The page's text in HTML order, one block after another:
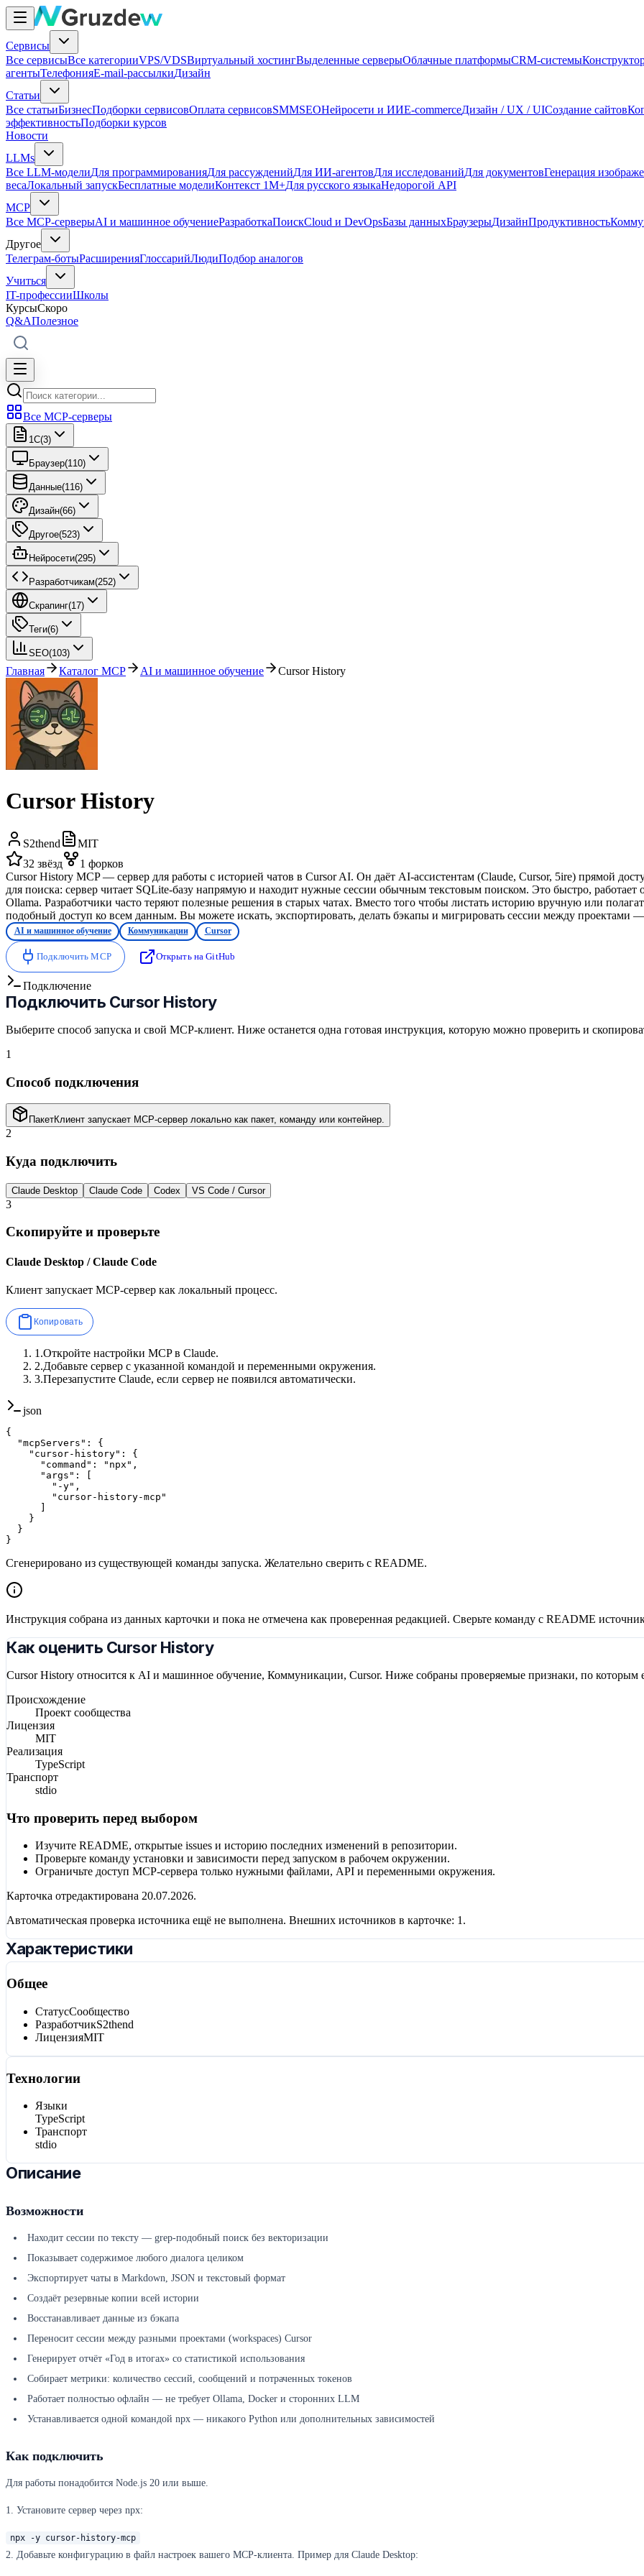
Сервисы
Все сервисыВсе категорииVPS/VDSВиртуальный хостингВыделенные серверыОблачные платформыCRM-системы
агентыТелефонияE-mail-рассылкиДизайн
Статьи
Все статьиБизнесПодборки сервисовОплата сервисовSMMSEOНейросети и ИИE-commerceДизайн / UX / UIСоздание сайтов
эффективностьПодборки курсов
Новости
LLMs
Все LLM-моделиДля программированияДля рассужденийДля ИИ-агентовДля исследованийДля документовГенерация
весаЛокальный запускБесплатные моделиКонтекст 1M+Для русского языкаНедорогой API
MCP
Все MCP-серверыAI и машинное обучениеРазработкаПоискCloud и DevOpsБазы данныхБраузерыДизайнПродуктивность
Другое
Телеграм-ботыРасширенияГлоссарийЛюдиПодбор аналогов
Учиться
IT-профессииШколы
КурсыСкоро
Q&AПолезное
Все MCP-серверы
1C(3)
Браузер(110)
Данные(116)
Дизайн(66)
Другое(523)
Нейросети(295)
Разработчикам(252)
Скрапинг(17)
Теги(6)
SEO(103)
Главная Каталог MCP AI и машинное обучение Cursor History
Cursor History
S2thend
MIT
32 звёзд 1 форков
Cursor History MCP — сервер для работы с историей чатов в Cursor AI. Он даёт AI-ассистентам (Claude, Cursor, 5ire) прямой
для поиска: сервер читает SQLite-базу напрямую и находит нужные сессии обычным текстовым поиском. Это быстро,
Ollama. Разработчики часто теряют полезные решения в старых чатах. Вместо того чтобы листать историю вручную или
подобный доступ ко всем данным. Вы можете искать, экспортировать, делать бэкапы и мигрировать сессии между проектами —
AI и машинное обучение Коммуникации Cursor
Подключить MCP Открыть на GitHub
Подключение
Подключить Cursor History
Выберите способ запуска и свой MCP-клиент. Ниже останется одна готовая инструкция, которую можно проверить и
1
Способ подключения
ПакетКлиент запускает MCP-сервер локально как пакет, команду или контейнер.
2
Куда подключить
Claude Desktop Claude Code Codex VS Code / Cursor
3
Скопируйте и проверьте
Claude Desktop / Claude Code
Клиент запускает MCP-сервер как локальный процесс.
Копировать
1 .Откройте настройки MCP в Claude.
2.Добавьте сервер с указанной командой и переменными окружения.
3.Перезапустите Claude, если сервер не появился автоматически.
json
{
  "mcpServers": {
    "cursor-history": {
      "command": "npx",
      "args": [
        "-y",
        "cursor-history-mcp"
    }
  }
}
Сгенерировано из существующей команды запуска. Желательно сверить с README.
Инструкция собрана из данных карточки и пока не отмечена как проверенная редакцией. Сверьте команду с README
Как оценить Cursor History
Cursor History относится к AI и машинное обучение, Коммуникации, Cursor. Ниже собраны проверяемые признаки, по которым
Происхождение
Проект сообщества
Лицензия
MIT
Реализация
TypeScript
Транспорт
stdio
Что проверить перед выбором
Изучите README, открытые issues и историю последних изменений в репозитории.
Проверьте команду установки и зависимости перед запуском в рабочем окружении.
Ограничьте доступ MCP-сервера только нужными файлами, API и переменными окружения.
Карточка отредактирована 20.07.2026.
Автоматическая проверка источника ещё не выполнена. Внешних источников в карточке: 1.
Характеристики
Общее
СтатусСообщество
РазработчикS2thend
ЛицензияMIT
Технологии
Языки
TypeScript
Транспорт
stdio
Описание
Возможности
Находит сессии по тексту — grep-подобный поиск без векторизации
Показывает содержимое любого диалога целиком
Экспортирует чаты в Markdown, JSON и текстовый формат
Создаёт резервные копии всей истории
Восстанавливает данные из бэкапа
Переносит сессии между разными проектами (workspaces) Cursor
Генерирует отчёт «Год в итогах» со статистикой использования
Собирает метрики: количество сессий, сообщений и потраченных токенов
Работает полностью офлайн — не требует Ollama, Docker и сторонних LLM
Устанавливается одной командой npx — никакого Python или дополнительных зависимостей
Как подключить
Для работы понадобится Node.js 20 или выше.
1. Установите сервер через npx:
npx -y cursor-history-mcp
2. Добавьте конфигурацию в файл настроек вашего MCP-клиента. Пример для Claude Desktop: